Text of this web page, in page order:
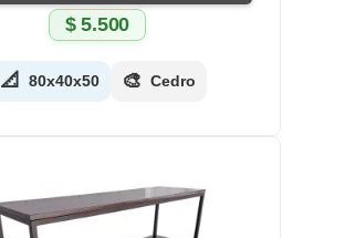
$5.500
📐 80x40x50 🎨 Cedro